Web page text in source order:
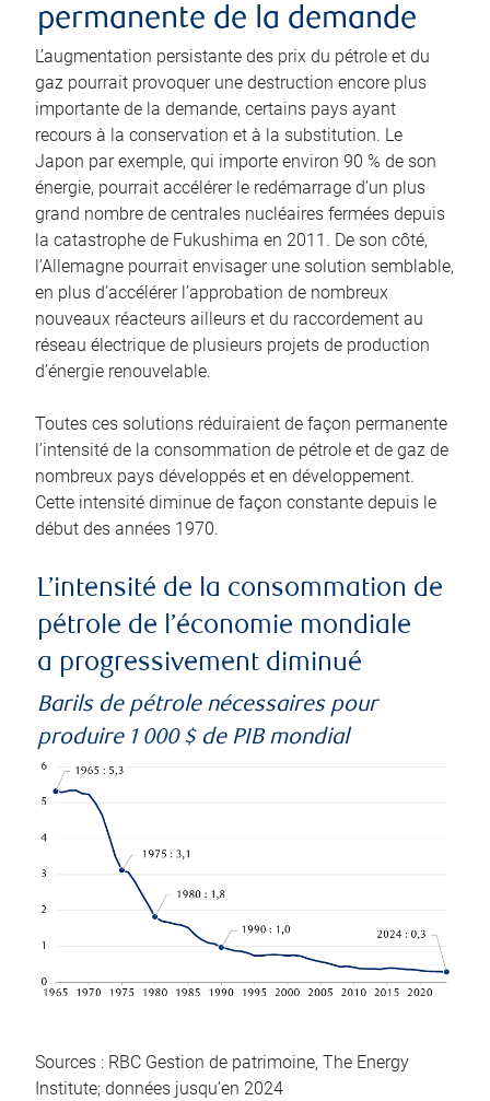
permanente de la demande
L’augmentation persistante des prix du pétrole et du
gaz pourrait provoquer une destruction encore plus
importante de la demande, certains pays ayant
recours à la conservation et à la substitution. Le
Japon par exemple, qui importe environ 90 % de son
énergie, pourrait accélérer le redémarrage d’un plus
grand nombre de centrales nucléaires fermées depuis
la catastrophe de Fukushima en 2011. De son côté,
l’Allemagne pourrait envisager une solution semblable,
en plus d’accélérer l’approbation de nombreux
nouveaux réacteurs ailleurs et du raccordement au
réseau électrique de plusieurs projets de production
d’énergie renouvelable.
Toutes ces solutions réduiraient de façon permanente
l’intensité de la consommation de pétrole et de gaz de
nombreux pays développés et en développement.
Cette intensité diminue de façon constante depuis le
début des années 1970.
L’intensité de la consommation de
pétrole de l’économie mondiale
a progressivement diminué
Barils de pétrole nécessaires pour
produire 1 000 $ de PIB mondial
Sources : RBC Gestion de patrimoine, The Energy
Institute; données jusqu’en 2024